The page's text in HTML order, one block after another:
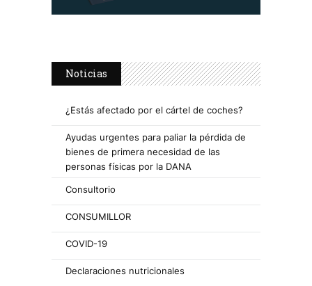
Noticias
¿Estás afectado por el cártel de coches?
Ayudas urgentes para paliar la pérdida de
bienes de primera necesidad de las
personas físicas por la DANA
Consultorio
CONSUMILLOR
COVID-19
Declaraciones nutricionales